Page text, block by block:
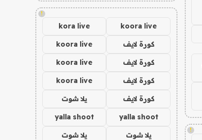
!
!
koora live
kora live
كورة لايف koora live
كورة لايف koora live
كورة لايف koora live
كورة لايف يلا شوت
yalla shoot
yalla shoot
يلا شوت يلا شوت